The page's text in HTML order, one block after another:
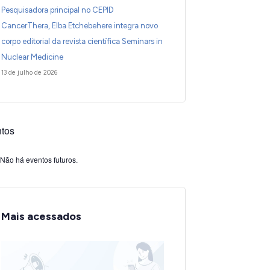
Pesquisadora principal no CEPID
CancerThera, Elba Etchebehere integra novo
corpo editorial da revista científica Seminars in
Nuclear Medicine
13 de julho de 2026
Não há eventos futuros.
Mais acessados